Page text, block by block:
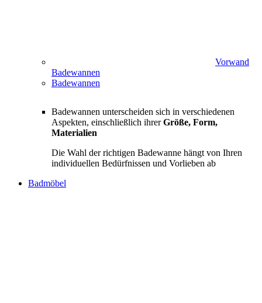
Vorwand
Badewannen
Badewannen
Badewannen unterscheiden sich in verschiedenen
Aspekten, einschließlich ihrerGröße, Form,
Materialien
Die Wahl der richtigen Badewanne hängt von Ihren
individuellen Bedürfnissen und Vorlieben ab
Badmöbel